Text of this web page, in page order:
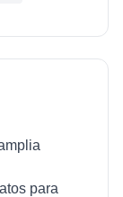
para